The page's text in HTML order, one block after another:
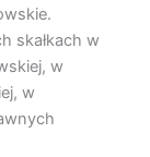
skałkach w
w
w